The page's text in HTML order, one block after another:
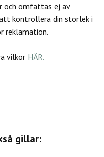
och omfattas ej av
kontrollera din storlek i
reklamation.
vilkor HÄR.